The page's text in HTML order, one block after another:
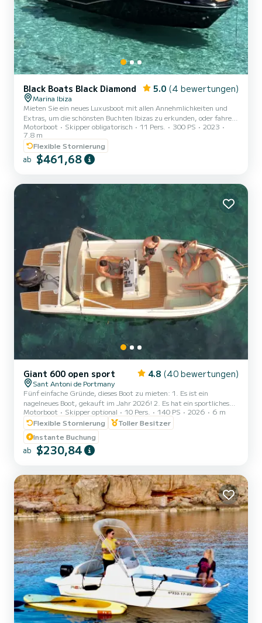
Black Boats Black Diamond 5.0 (4 bewertungen)
Marina Ibiza
Mieten Sie ein neues Luxusboot mit allen Annehmlichkeiten und
Extras, um die schönsten Buchten Ibizas zu erkunden, oder fahren
Sie nach Formentera. Große Kapazität für 11 Personen. Bimini-Top
für Schatten. Großes Solariumbett im Bug und Heck.
Frischwasserdusche im Heck. Neuester Modellsound Bluetooth-
Verbindung mit 6 Lautsprechern, 1 Subwoofer, 1 elektrischer
Deckel, 3 Kühlschränke, Esstisch im Heck und in der Kabine,
Innenbadezimmer, große...
Motorboot Skipper obligatorisch 11 Pers. 300 PS
2023
7.8 m
Flexible Stornierung
ab $461,68
Giant 600 open sport 4.8 (40 bewertungen)
Sant Antoni de Portmany
Fünf einfache Gründe, dieses Boot zu mieten: 1. Es ist ein
nagelneues Boot, gekauft im Jahr 2026! 2. Es hat ein sportliches
und gleichzeitig elegantes Aussehen. 3. Es hat einen großen
Freibord, der das Segeln sehr stabil und komfortabel macht, ein
Offenes Boot. 4. Das breite Verdeck spendet genügend Schatten,
um entweder an Deck zu sonnen oder im Schatten am Heck zu
bleiben. 5. DAS EINZIGE BOOT IN SEINER KATEGORIE 6 METER
Motorboot Skipper optional 10 Pers. 140 PS 2026
6 m
Flexible Stornierung
Toller Besitzer
Instante Buchung
ab $230,84